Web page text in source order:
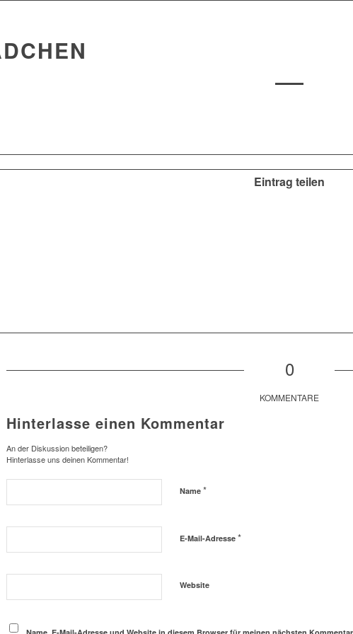
Eintrag teilen
0
KOMMENTARE
Hinterlasse einen Kommentar
An der Diskussion beteiligen?
Hinterlasse uns deinen Kommentar!
Name *
E-Mail-Adresse *
Website